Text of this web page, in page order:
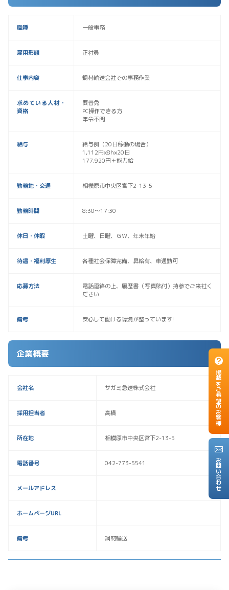
掲載をご希望のお客様
お問い合わせ
職種 一般事務
雇用形態 正社員
仕事内容 鋼材輸送会社での事務作業
求めている人材・
資格
要普免
PC操作できる方
年令不問
給与
給与例（20日稼働の場合）
1,112円×8h×20日
177,920円＋能力給
勤務地・交通 相模原市中央区宮下2-13-5
勤務時間 8:30～17:30
休日・休暇 土曜、日曜、ＧＷ、年末年始
待遇・福利厚生 各種社会保障完備、昇給有、車通勤可
応募方法
電話連絡の上、履歴書（写真貼付）持参でご来社く
ださい
備考 安心して働ける環境が整っています!
企業概要
会社名 サガミ急送株式会社
採用担当者 高橋
所在地 相模原市中央区宮下2-13-5
電話番号 042-773-5541
メールアドレス
ホームページURL
備考 鋼材輸送